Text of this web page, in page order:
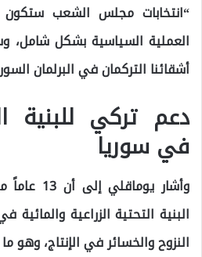
“انتخابات مجلس الشعب
العملية السياسية بشكل شامل،
أشقائنا التركمان في البرلمان
دعم تركي للبنية
في سوريا
وأشار
البنية التحتية الزراعية
النزوح والخسائر في الإنتاج، وهو